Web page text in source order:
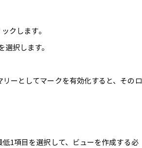
クします。
選択します。
ーとしてマークを有効化すると、そのロ
1項目を選択して、ビューを作成する必